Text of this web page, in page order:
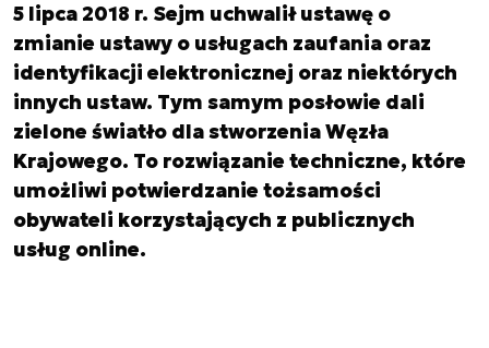
5 lipca 2018 r. Sejm uchwalił ustawę o
zmianie ustawy o usługach zaufania oraz
identyfikacji elektronicznej oraz niektórych
innych ustaw. Tym samym posłowie dali
zielone światło dla stworzenia Węzła
Krajowego. To rozwiązanie techniczne, które
umożliwi potwierdzanie tożsamości
obywateli korzystających z publicznych
usług online.